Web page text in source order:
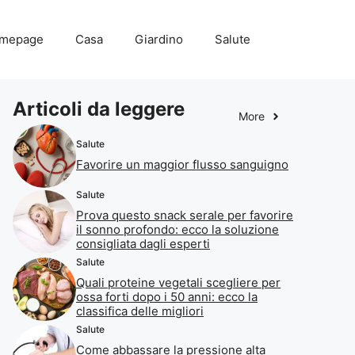
Casa Giardino Salute
Articoli da leggere More
Salute
Favorire un maggior flusso sanguigno
Salute
Prova questo snack serale per favorire
il sonno profondo: ecco la soluzione
consigliata dagli esperti
Salute
Quali proteine vegetali scegliere per
ossa forti dopo i 50 anni: ecco la
classifica delle migliori
Salute
Come abbassare la pressione alta